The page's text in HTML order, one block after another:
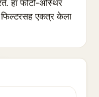
हा फोटो-अस्थिर
फिल्टरसह एकत्र केला